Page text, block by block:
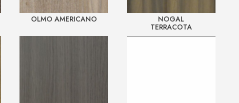
OLMO AMERICANO
NOGAL
TERRACOTA